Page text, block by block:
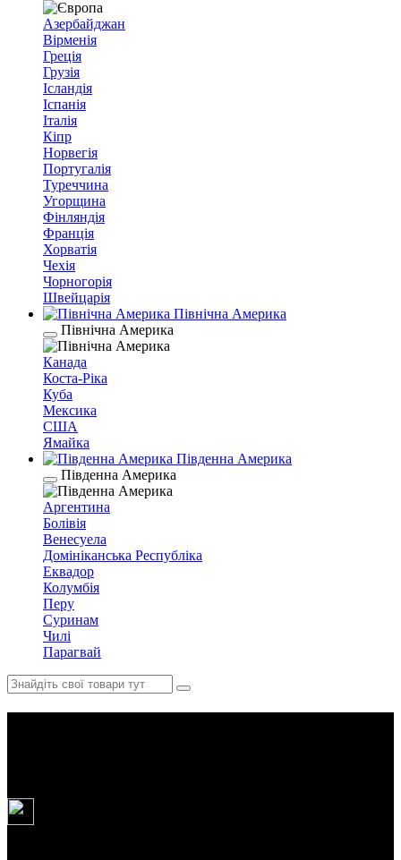
Азербайджан
Вірменія
Греція
Грузія
Ісландія
Іспанія
Італія
Кіпр
Норвегія
Португалія
Туреччина
Угорщина
Фінляндія
Франція
Хорватія
Чехія
Чорногорія
Швейцарія
Північна Америка
Північна Америка
Канада
Коста-Ріка
Куба
Мексика
США
Ямайка
Південна Америка
Південна Америка
Аргентина
Болівія
Венесуела
Домініканська Республіка
Еквадор
Колумбія
Перу
Суринам
Чилі
Парагвай